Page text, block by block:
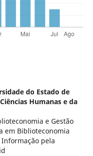
do Estado de
Humanas e da
e Gestão
em Biblioteconomia
Informação pela